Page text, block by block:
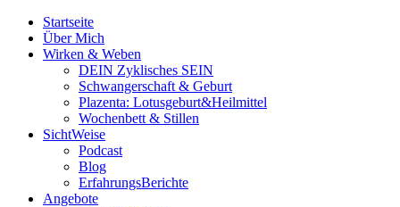
Startseite
Über Mich
Wirken & Weben
DEIN Zyklisches SEIN
Schwangerschaft & Geburt
Plazenta: Lotusgeburt&Heilmittel
Wochenbett & Stillen
SichtWeise
Podcast
Blog
ErfahrungsBerichte
Angebote